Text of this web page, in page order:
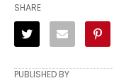
SHARE
PUBLISHED BY